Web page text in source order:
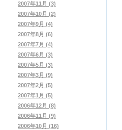
2007年11月 (3)
2007年10月 (2)
2007年9月 (4)
2007年8月 (6)
2007年7月 (4)
2007年6月 (3)
2007年5月 (3)
2007年3月 (9)
2007年2月 (5)
2007年1月 (5)
2006年12月 (8)
2006年11月 (9)
2006年10月 (16)